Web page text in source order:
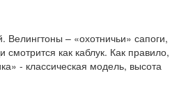
– «охотничьи» сапоги,
как каблук. Как правило,
- классическая модель, высота